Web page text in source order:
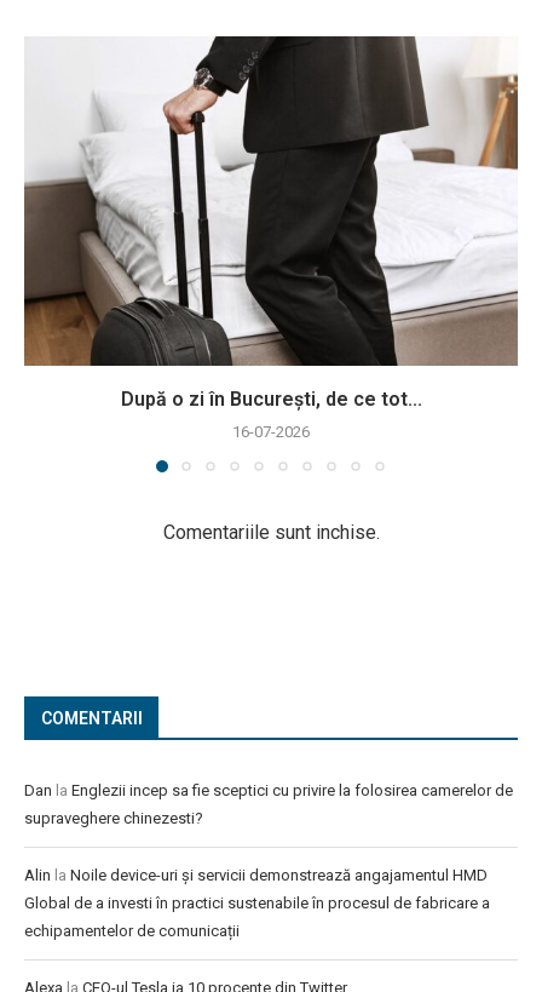
După o zi în București, de ce tot...
16-07-2026
Comentariile sunt inchise.
COMENTARII
Dan la Englezii incep sa fie sceptici cu privire la folosirea camerelor de
supraveghere chinezesti?
Alin la Noile device-uri și servicii demonstrează angajamentul HMD
Global de a investi în practici sustenabile în procesul de fabricare a
echipamentelor de comunicații
Alexa la CEO-ul Tesla ia 10 procente din Twitter